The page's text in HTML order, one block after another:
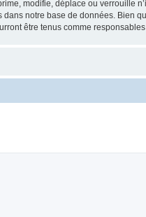
modifie, déplace ou verrouille
notre base de données. Bien
être tenus comme